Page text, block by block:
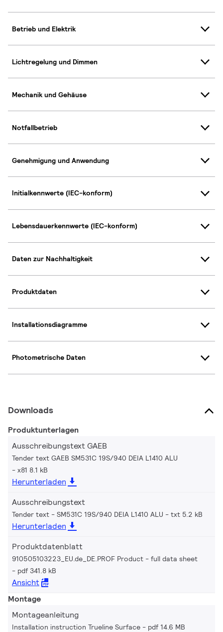
Betrieb und Elektrik
Lichtregelung und Dimmen
Mechanik und Gehäuse
Notfallbetrieb
Genehmigung und Anwendung
Initialkennwerte (IEC-konform)
Lebensdauerkennwerte (IEC-konform)
Daten zur Nachhaltigkeit
Produktdaten
Installationsdiagramme
Photometrische Daten
Downloads
Produktunterlagen
Ausschreibungstext GAEB
Tender text GAEB SM531C 19S/940 DEIA L1410 ALU
x81 8.1 kB
Herunterladen
Ausschreibungstext
Tender text - SM531C 19S/940 DEIA L1410 ALU txt 5.2 kB
Herunterladen
Produktdatenblatt
910505103223_EU.de_DE.PROF Product - full data sheet
pdf 341.8 kB
Ansicht
Montage
Montageanleitung
Installation instruction Trueline Surface pdf 14.6 MB